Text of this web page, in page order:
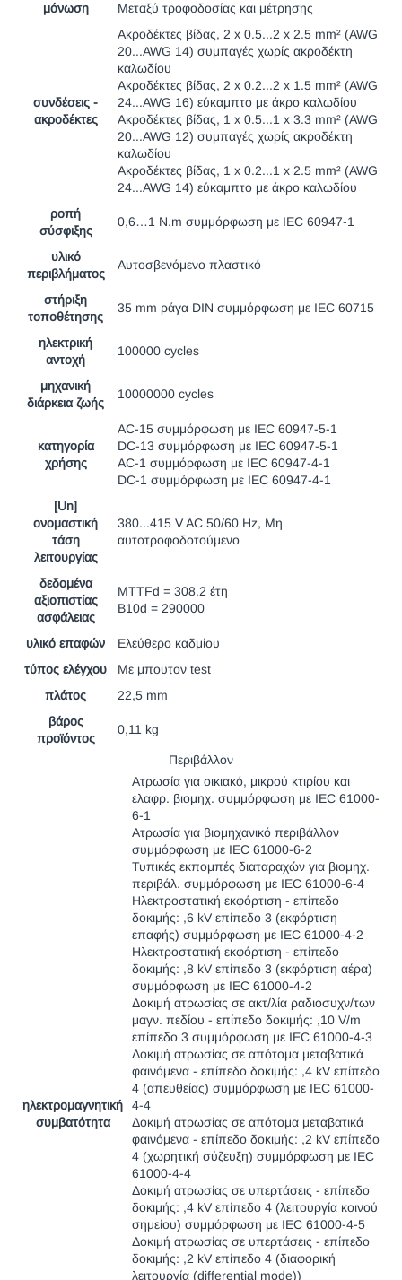
μόνωση Μεταξύ τροφοδοσίας και μέτρησης
συνδέσεις -
ακροδέκτες
Ακροδέκτες βίδας, 2 x 0.5...2 x 2.5 mm² (AWG
20...AWG 14) συμπαγές χωρίς ακροδέκτη
καλωδίου
Ακροδέκτες βίδας, 2 x 0.2...2 x 1.5 mm² (AWG
24...AWG 16) εύκαμπτο με άκρο καλωδίου
Ακροδέκτες βίδας, 1 x 0.5...1 x 3.3 mm² (AWG
20...AWG 12) συμπαγές χωρίς ακροδέκτη
καλωδίου
Ακροδέκτες βίδας, 1 x 0.2...1 x 2.5 mm² (AWG
24...AWG 14) εύκαμπτο με άκρο καλωδίου
ροπή
σύσφιξης
0,6…1 N.m συμμόρφωση με IEC 60947-1
υλικό
περιβλήματος
Αυτοσβενόμενο πλαστικό
στήριξη
τοποθέτησης
35 mm ράγα DIN συμμόρφωση με IEC 60715
ηλεκτρική
αντοχή
100000 cycles
μηχανική
διάρκεια ζωής
10000000 cycles
κατηγορία
χρήσης
AC-15 συμμόρφωση με IEC 60947-5-1
DC-13 συμμόρφωση με IEC 60947-5-1
AC-1 συμμόρφωση με IEC 60947-4-1
DC-1 συμμόρφωση με IEC 60947-4-1
[Un]
ονομαστική
τάση
λειτουργίας
380...415 V AC 50/60 Hz, Μη
αυτοτροφοδοτούμενο
δεδομένα
αξιοπιστίας
ασφάλειας
MTTFd = 308.2 έτη
B10d = 290000
υλικό επαφών
Ελεύθερο καδμίου
τύπος ελέγχου
Με μπουτον test
πλάτος
22,5 mm
βάρος
προϊόντος
0,11 kg
Περιβάλλον
ηλεκτρομαγνητική
συμβατότητα
Ατρωσία για οικιακό, μικρού κτιρίου και
ελαφρ. βιομηχ. συμμόρφωση με IEC 61000-
6-1
Ατρωσία για βιομηχανικό περιβάλλον
συμμόρφωση με IEC 61000-6-2
Τυπικές εκπομπές διαταραχών για βιομηχ.
περιβάλ. συμμόρφωση με IEC 61000-6-4
Ηλεκτροστατική εκφόρτιση - επίπεδο
δοκιμής: ,6 kV επίπεδο 3 (εκφόρτιση
επαφής) συμμόρφωση με IEC 61000-4-2
Ηλεκτροστατική εκφόρτιση - επίπεδο
δοκιμής: ,8 kV επίπεδο 3 (εκφόρτιση αέρα)
συμμόρφωση με IEC 61000-4-2
Δοκιμή ατρωσίας σε ακτ/λία ραδιοσυχν/των
μαγν. πεδίου - επίπεδο δοκιμής: ,10 V/m
επίπεδο 3 συμμόρφωση με IEC 61000-4-3
Δοκιμή ατρωσίας σε απότομα μεταβατικά
φαινόμενα - επίπεδο δοκιμής: ,4 kV επίπεδο
4 (απευθείας) συμμόρφωση με IEC 61000-
4-4
Δοκιμή ατρωσίας σε απότομα μεταβατικά
φαινόμενα - επίπεδο δοκιμής: ,2 kV επίπεδο
4 (χωρητική σύζευξη) συμμόρφωση με IEC
61000-4-4
Δοκιμή ατρωσίας σε υπερτάσεις - επίπεδο
δοκιμής: ,4 kV επίπεδο 4 (λειτουργία κοινού
σημείου) συμμόρφωση με IEC 61000-4-5
Δοκιμή ατρωσίας σε υπερτάσεις - επίπεδο
δοκιμής: ,2 kV επίπεδο 4 (διαφορική
λειτουργία (differential mode))